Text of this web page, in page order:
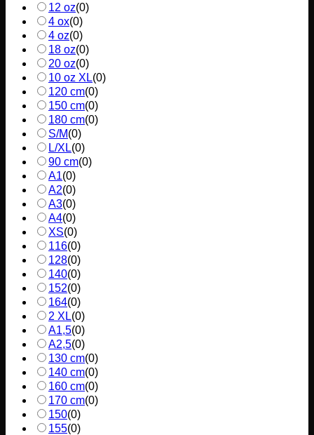
12 oz(0)
4 ox(0)
4 oz(0)
18 oz(0)
20 oz(0)
10 oz XL(0)
120 cm(0)
150 cm(0)
180 cm(0)
S/M(0)
L/XL(0)
90 cm(0)
A1(0)
A2(0)
A3(0)
A4(0)
XS(0)
116(0)
128(0)
140(0)
152(0)
164(0)
2 XL(0)
A1,5(0)
A2,5(0)
130 cm(0)
140 cm(0)
160 cm(0)
170 cm(0)
150(0)
155(0)